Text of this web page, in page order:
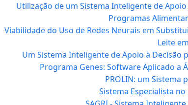
Utilização de um Sistema Inteligente de
Programas
Viabilidade do Uso de Redes Neurais em
Leite
Um Sistema Inteligente de Apoio à
Programa Genes: Software Aplicado a
PROLIN: um Sistema
Sistema Especialista